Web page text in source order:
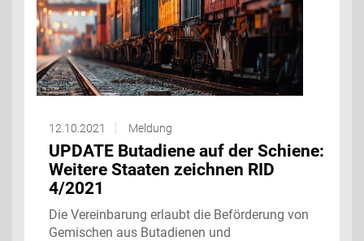
12.10.2021 Meldung
UPDATE Butadiene auf der Schiene:
Weitere Staaten zeichnen RID
4/2021
Die Vereinbarung erlaubt die Beförderung von
Gemischen aus Butadienen und